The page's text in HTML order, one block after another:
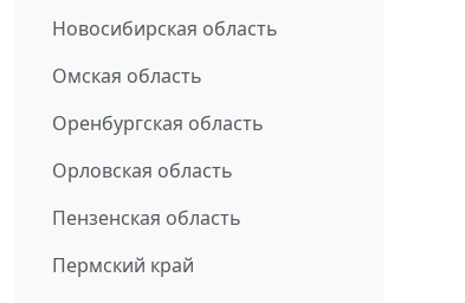
Новосибирская область
Омская область
Оренбургская область
Орловская область
Пензенская область
Пермский край